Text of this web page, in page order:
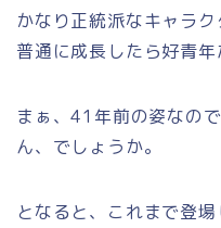
かなり正統派なキャラク
普通に成長したら好青年
まぁ、41年前の姿なの
ん、でしょうか。
となると、これまで登